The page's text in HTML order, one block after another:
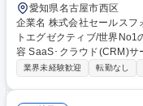
愛知県名古屋市西区
企業名 株式会社セールスフォース・ジャパ
トエグゼクティブ/世界No1の
容 SaaS･クラウド(CRM)サ
aaSクラウドソリューショ
従業員数199名以下の中小
業界未経験歓迎 転勤なし